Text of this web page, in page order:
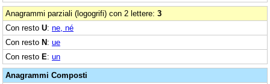
Anagrammi parziali (logogrifi) con 2 lettere: 3
Con resto U: ne, né
Con resto N: ue
Con resto E: un
Anagrammi Composti